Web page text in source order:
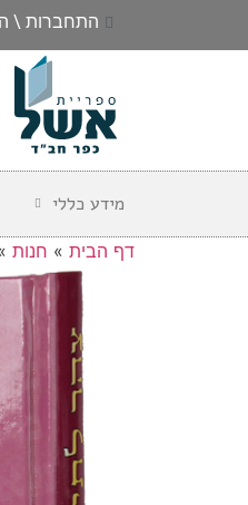
התחברות \
מידע כללי
דף הבית » חנות